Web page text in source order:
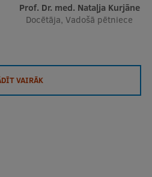
Prof. Dr. med. Nataļja Kurjāne
Docētāja, Vadošā pētniece
VAIRĀK